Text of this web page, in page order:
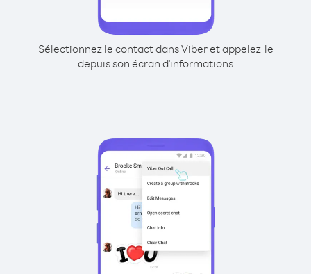
Sélectionnez le contact dans Viber et appelez-le
depuis son écran d'informations